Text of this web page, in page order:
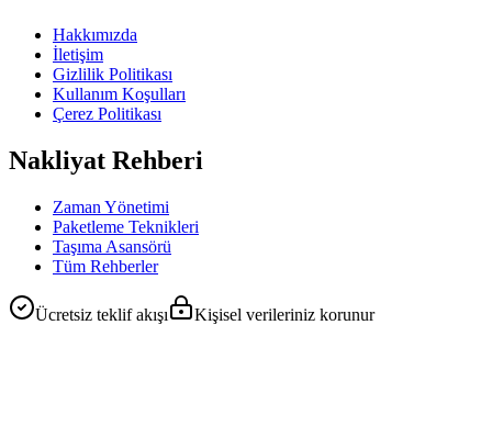
Hakkımızda
İletişim
Gizlilik Politikası
Kullanım Koşulları
Çerez Politikası
Nakliyat Rehberi
Zaman Yönetimi
Paketleme Teknikleri
Taşıma Asansörü
Tüm Rehberler
Ücretsiz teklif akışı Kişisel verileriniz korunur